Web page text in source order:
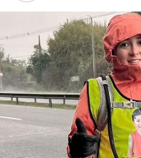
de Puqueldón, donde
autoridad y mantenía
locales, principalmente de
Pese a la gravedad a la
registraron
sanciones políticas
buscamos es que esta
permanente y se haga
geopolítica que es tan
Recordemos que el 21 de
la Toma de Posesión del
el capitán Juan Guillermos
Goleta de Guerra Ancud de
de estas tierras
nacional declarando este